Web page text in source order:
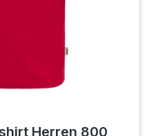
Herren 800